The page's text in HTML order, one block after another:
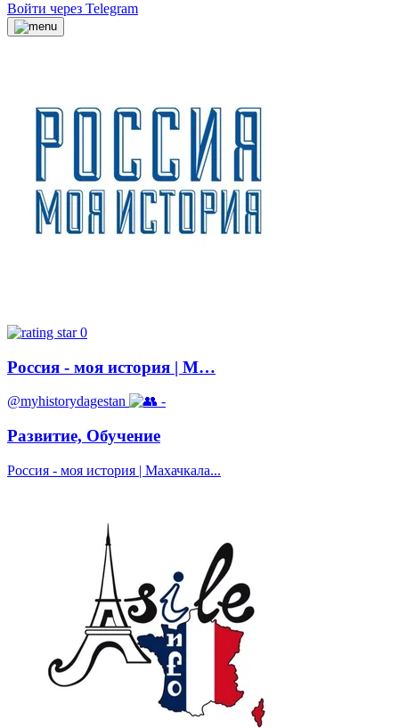
Войти через Telegram
0
Россия - моя история | М…
@myhistorydagestan -
Развитие, Обучение
Россия - моя история | Махачкала...